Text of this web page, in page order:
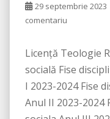
29 septembrie 2023
comentariu
Licenţă Teologie
socială Fise
I 2023-2024 Fise
Anul II 2023-2024